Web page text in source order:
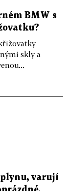
BMW s
skly a
varují